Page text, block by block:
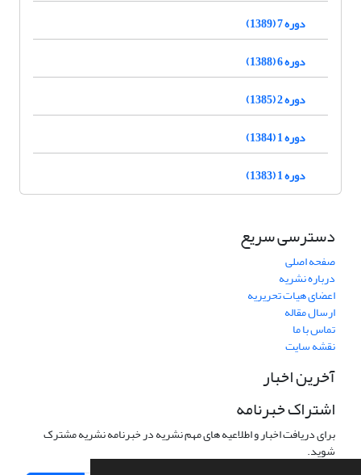
دوره 7 (1389)
دوره 6 (1388)
دوره 2 (1385)
دوره 1 (1384)
دوره 1 (1383)
دسترسی سریع
صفحه اصلی
درباره نشریه
اعضای هیات تحریریه
ارسال مقاله
تماس با ما
نقشه سایت
آخرین اخبار
اشتراک خبرنامه
برای دریافت اخبار و اطلاعیه های مهم نشریه در خبرنامه نشریه مشترک
شوید.